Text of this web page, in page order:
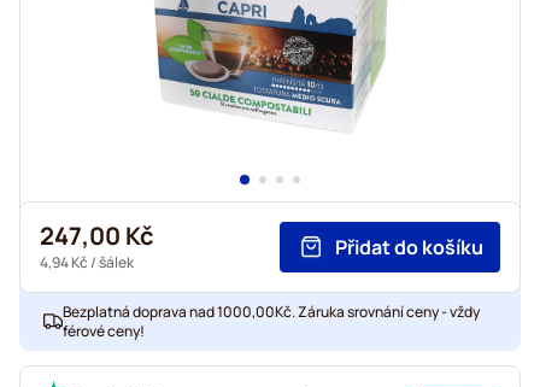
247,00 Kč
4,94 Kč / šálek
Přidat do košíku
Bezplatná doprava nad 1000,00Kč. Záruka srovnání ceny - vždy
férové ceny!